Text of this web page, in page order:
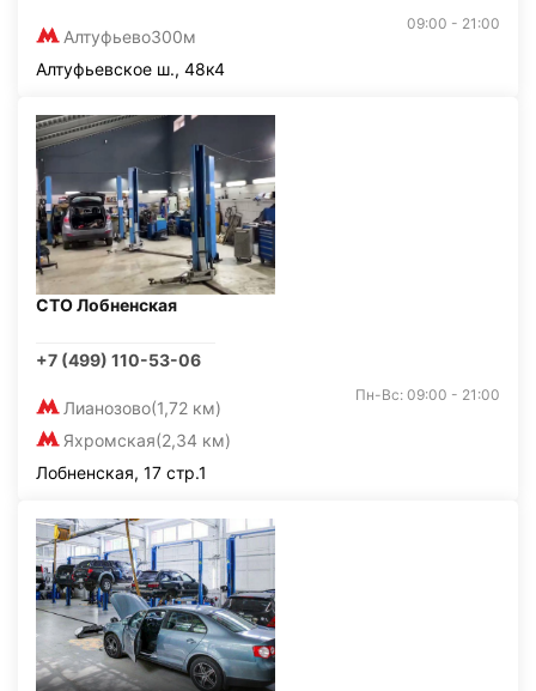
Алтуфьево300м
09:00 - 21:00
Алтуфьевское ш., 48к4
СТО Лобненская
+7 (499) 110-53-06
Лианозово(1,72 км)
Яхромская(2,34 км)
Пн-Вс: 09:00 - 21:00
Лобненская, 17 стр.1